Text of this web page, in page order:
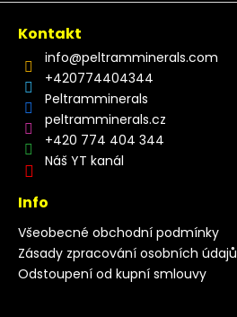
Kontakt
info@peltramminerals.com
+420774404344
Peltramminerals
peltramminerals.cz
+420 774 404 344
Náš YT kanál
Info
Všeobecné obchodní podmínky
Zásady zpracování osobních údajů
Odstoupení od kupní smlouvy